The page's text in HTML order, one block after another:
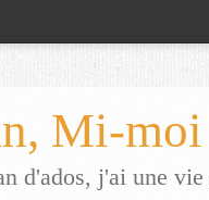
Mi-moi
d'ados, j'ai une